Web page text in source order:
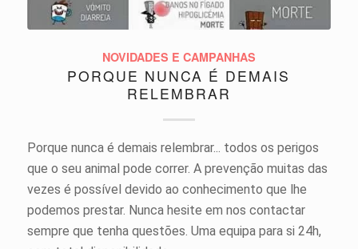
NOVIDADES E CAMPANHAS
PORQUE NUNCA É DEMAIS
RELEMBRAR
Porque nunca é demais relembrar... todos os perigos
que o seu animal pode correr. A prevenção muitas das
vezes é possível devido ao conhecimento que lhe
podemos prestar. Nunca hesite em nos contactar
sempre que tenha questões. Uma equipa para si 24h,